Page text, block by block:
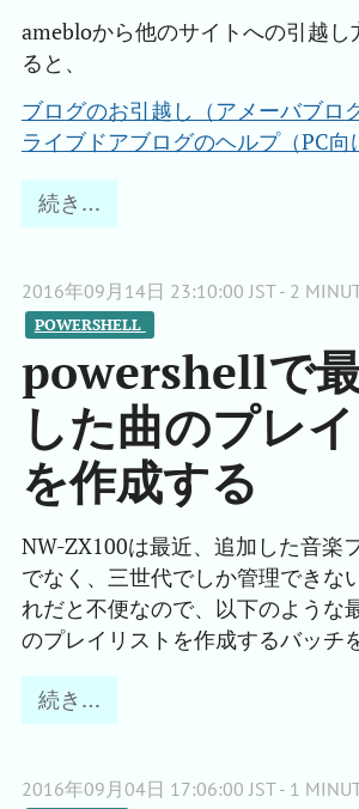
amebloから他のサイトへの引越し
ると、
ブログのお引越し（アメーバブロ
ライブドアブログのヘルプ（PC向
続き…
2016年09月14日 23:10:00 JST - 2
POWERSHELL
powershellで
した曲のプレ
を作成する
NW-ZX100は最近、追加した音楽
でなく、三世代でしか管理できな
れだと不便なので、以下のような
のプレイリストを作成するバッチ
続き…
2016年09月04日 17:06:00 JST - 1